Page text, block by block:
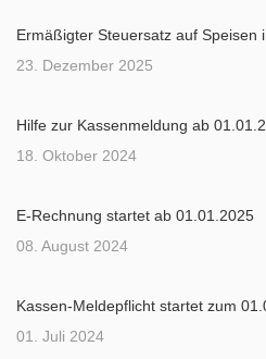
Ermäßigter Steuersatz auf Speisen
23. Dezember 2025
Hilfe zur Kassenmeldung ab
18. Oktober 2024
E-Rechnung startet ab 01.01.2025
08. August 2024
Kassen-Meldepflicht startet zum
01. Juli 2024